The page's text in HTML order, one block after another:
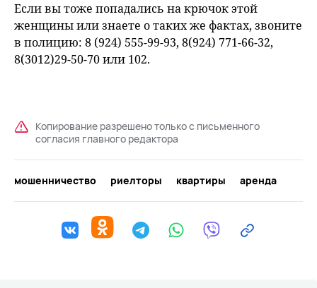
Если вы тоже попадались на крючок этой
женщины или знаете о таких же фактах, звоните
в полицию: 8 (924) 555-99-93, 8(924) 771-66-32,
8(3012)29-50-70 или 102.
Копирование разрешено только с письменного
согласия главного редактора
мошенничество риелторы квартиры аренда